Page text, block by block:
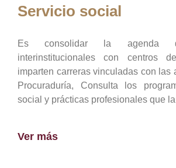
Servicio social
Es consolidar la agenda
interinstitucionales con centros
imparten carreras vinculadas con las
Procuraduría, Consulta los
social y prácticas profesionales que
Ver más